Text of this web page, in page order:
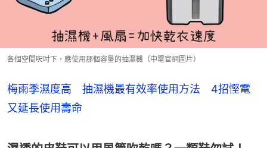
各個空間呎吋下，應使用那個容量的抽濕機（中電官網圖片）
梅雨季濕度高 抽濕機最有效率使用方法 4招慳電
又延長使用壽命